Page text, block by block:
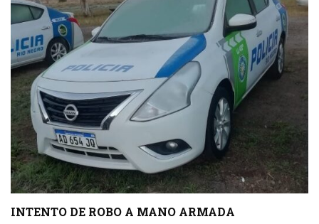
INTENTO DE ROBO A MANO ARMADA